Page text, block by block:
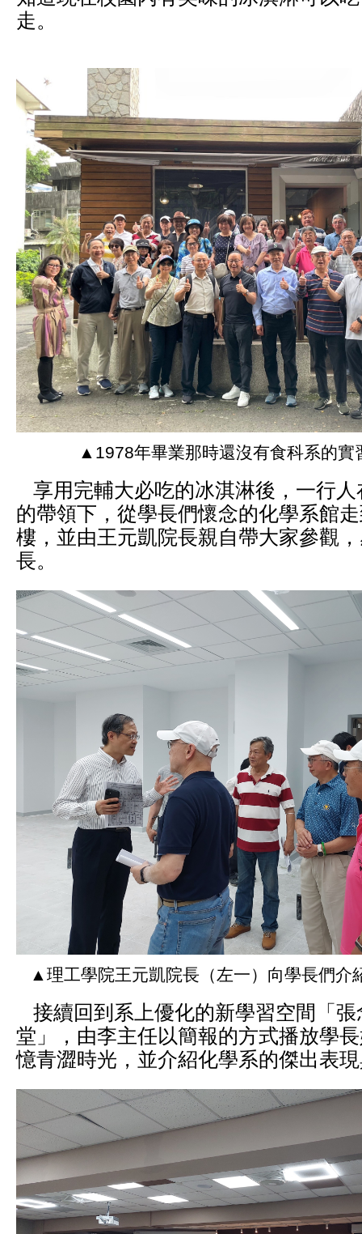
走。
▲1978年畢業那時還沒有食科系的實
享用完輔大必吃的冰淇淋後，一行人
的帶領下，從學長們懷念的化學系館
樓，並由王元凱院長親自帶大家參觀
長。
▲理工學院王元凱院長（左一）向學長們介
接續回到系上優化的新學習空間「張
堂」，由李主任以簡報的方式播放學
憶青澀時光，並介紹化學系的傑出表